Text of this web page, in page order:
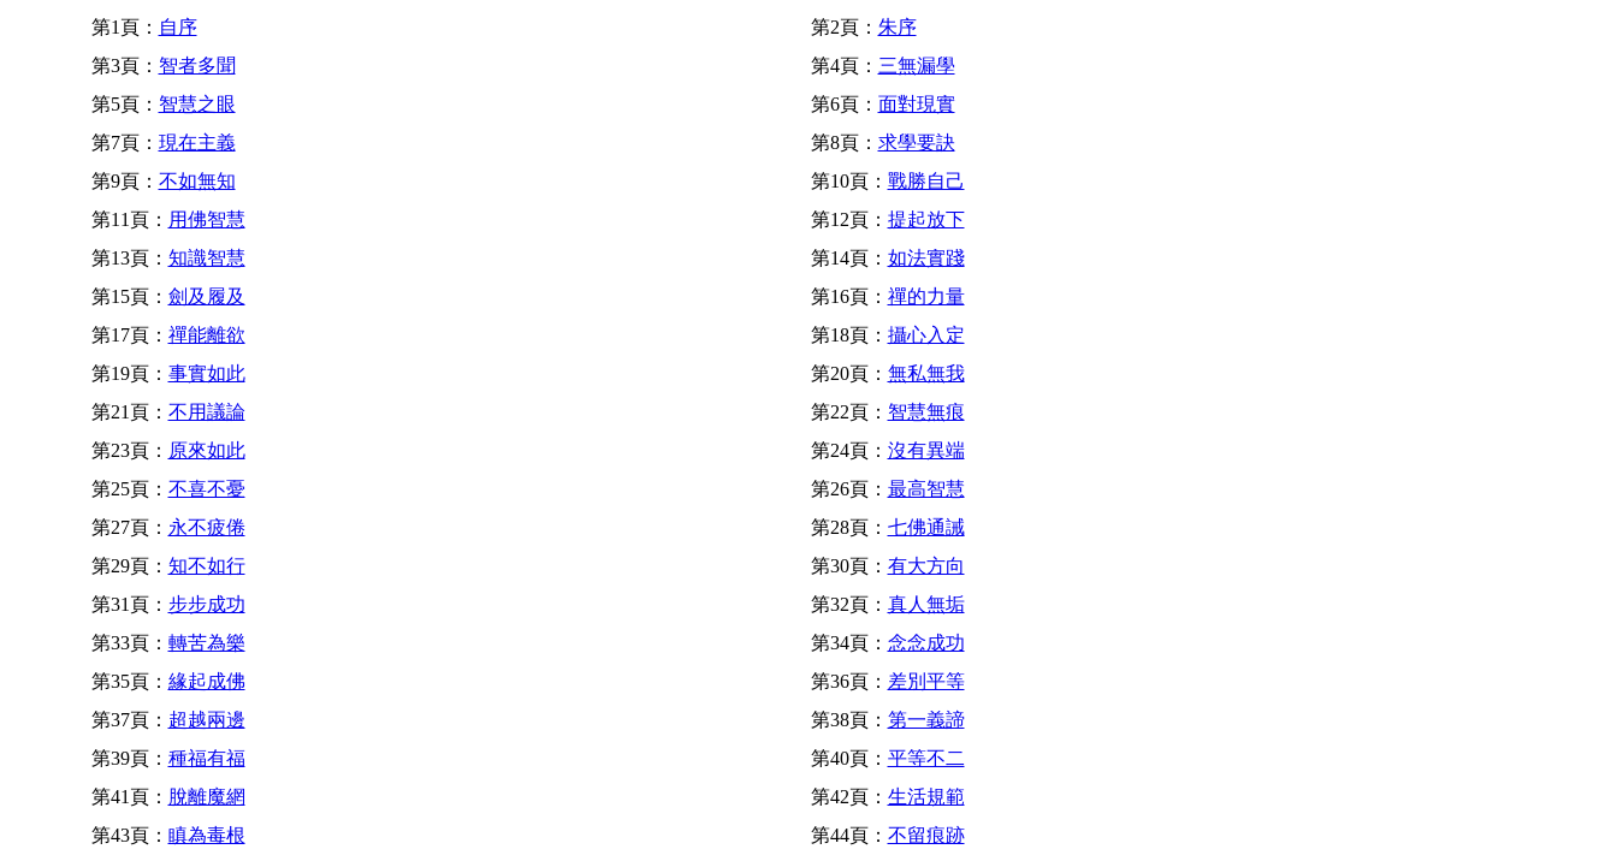
第1頁： 自序 第2頁： 朱序
第3頁： 智者多聞 第4頁： 三無漏學
第5頁： 智慧之眼 第6頁： 面對現實
第7頁： 現在主義 第8頁： 求學要訣
第9頁： 不如無知 第10頁： 戰勝自己
第11頁： 用佛智慧 第12頁： 提起放下
第13頁： 知識智慧 第14頁： 如法實踐
第15頁： 劍及履及 第16頁： 禪的力量
第17頁： 禪能離欲 第18頁： 攝心入定
第19頁： 事實如此 第20頁： 無私無我
第21頁： 不用議論 第22頁： 智慧無痕
第23頁： 原來如此 第24頁： 沒有異端
第25頁： 不喜不憂 第26頁： 最高智慧
第27頁： 永不疲倦 第28頁： 七佛通誡
第29頁： 知不如行 第30頁： 有大方向
第31頁： 步步成功 第32頁： 真人無垢
第33頁： 轉苦為樂 第34頁： 念念成功
第35頁： 緣起成佛 第36頁： 差別平等
第37頁： 超越兩邊 第38頁： 第一義諦
第39頁： 種福有福 第40頁： 平等不二
第41頁： 脫離魔網 第42頁： 生活規範
第43頁： 瞋為毒根 第44頁： 不留痕跡